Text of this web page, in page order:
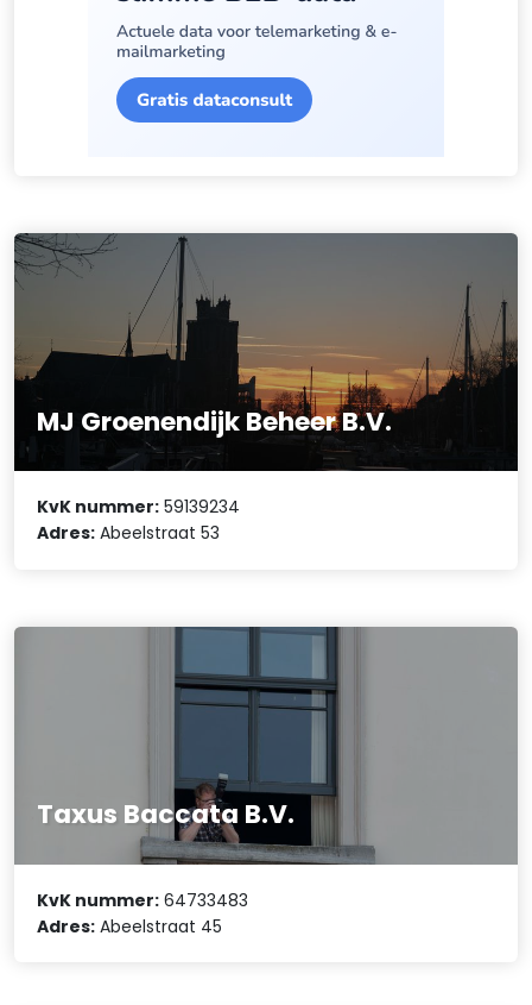
MJ Groenendijk Beheer B.V.
KvK nummer: 59139234
Adres: Abeelstraat 53
Taxus Baccata B.V.
KvK nummer: 64733483
Adres: Abeelstraat 45